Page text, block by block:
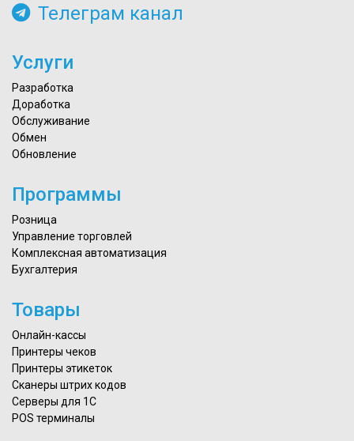
Телеграм канал
Услуги
Разработка
Доработка
Обслуживание
Обмен
Обновление
Программы
Розница
Управление торговлей
Комплексная автоматизация
Бухгалтерия
Товары
Онлайн-кассы
Принтеры чеков
Принтеры этикеток
Сканеры штрих кодов
Серверы для 1С
POS терминалы